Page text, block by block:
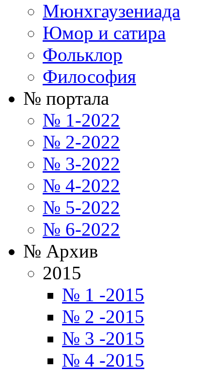
Мюнхгаузениада
Юмор и сатира
Фольклор
Философия
№ портала
№ 1-2022
№ 2-2022
№ 3-2022
№ 4-2022
№ 5-2022
№ 6-2022
№ Архив
2015
№ 1 -2015
№ 2 -2015
№ 3 -2015
№ 4 -2015